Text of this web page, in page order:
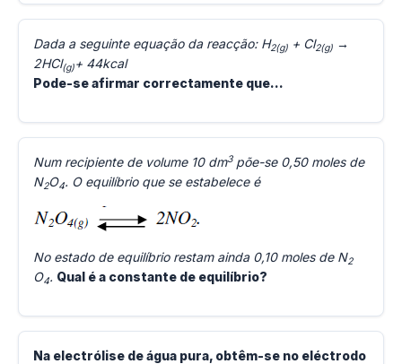
Dada a seguinte equação da reacção: H2(g) + Cl2(g) →
2HCl(g)+ 44kcal
Pode-se afirmar correctamente que…
Num recipiente de volume 10 dm3põe-se 0,50 moles de
N2O4. O equilíbrio que se estabelece é
No estado de equilíbrio restam ainda 0,10 moles de N2
O4. Qual é a constante de equilíbrio?
Na electrólise de água pura, obtêm-se no eléctrodo